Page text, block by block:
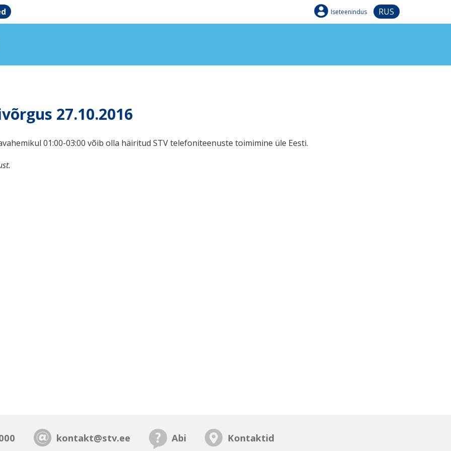
Iseteenindus RUS
27.10.2016
01:00-03:00 võib olla häiritud STV telefoniteenuste toimimine üle Eesti.
kontakt@stv.ee Abi Kontaktid